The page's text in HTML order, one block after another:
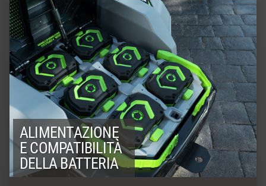
ALIMENTAZIONE
E COMPATIBILITÀ
DELLA BATTERIA